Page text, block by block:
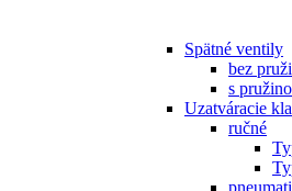
Spätné ventily
bez
s
Uzatváracie
ručné